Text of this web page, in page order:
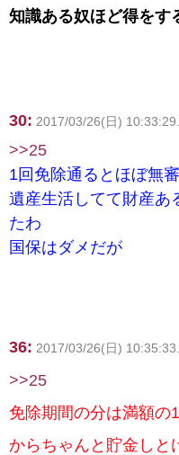
知識ある奴ほど得をす
30: 2017/03/26(日)
>>25
1回免除通るとほぼ無
遺産生活してて財産あ
たわ
国保はダメだが
36: 2017/03/26(日)
>>25
免除期間の分は満額の
からちゃんと貯金しと